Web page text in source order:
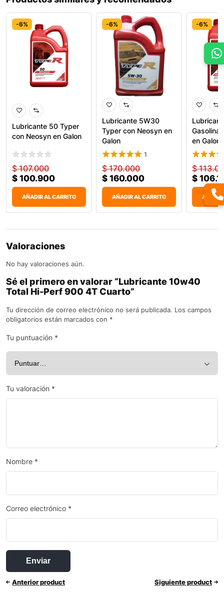
-6%
Lubricante 50 Typer
con Neosyn en Galon
$107.000
$ 100.900
AÑADIR AL CARRITO
-6%
Lubricante 5W30
Typer con Neosyn en
Galon
1
$170.000
$ 160.000
AÑADIR AL CARRITO
-6%
Gasolina
en Galon
$
$
AÑADIR
Valoraciones
No hay valoraciones aún.
Sé el primero en valorar “Lubricante 10w40
Total Hi-Perf 900 4T Cuarto”
Tu dirección de correo electrónico no será publicada. Los campos
obligatorios están marcados con *
Tu puntuación *
Tu valoración *
Nombre *
Correo electrónico *
Anterior product Siguiente product